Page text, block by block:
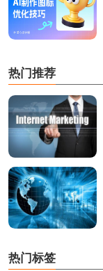
热门推荐
热门标签